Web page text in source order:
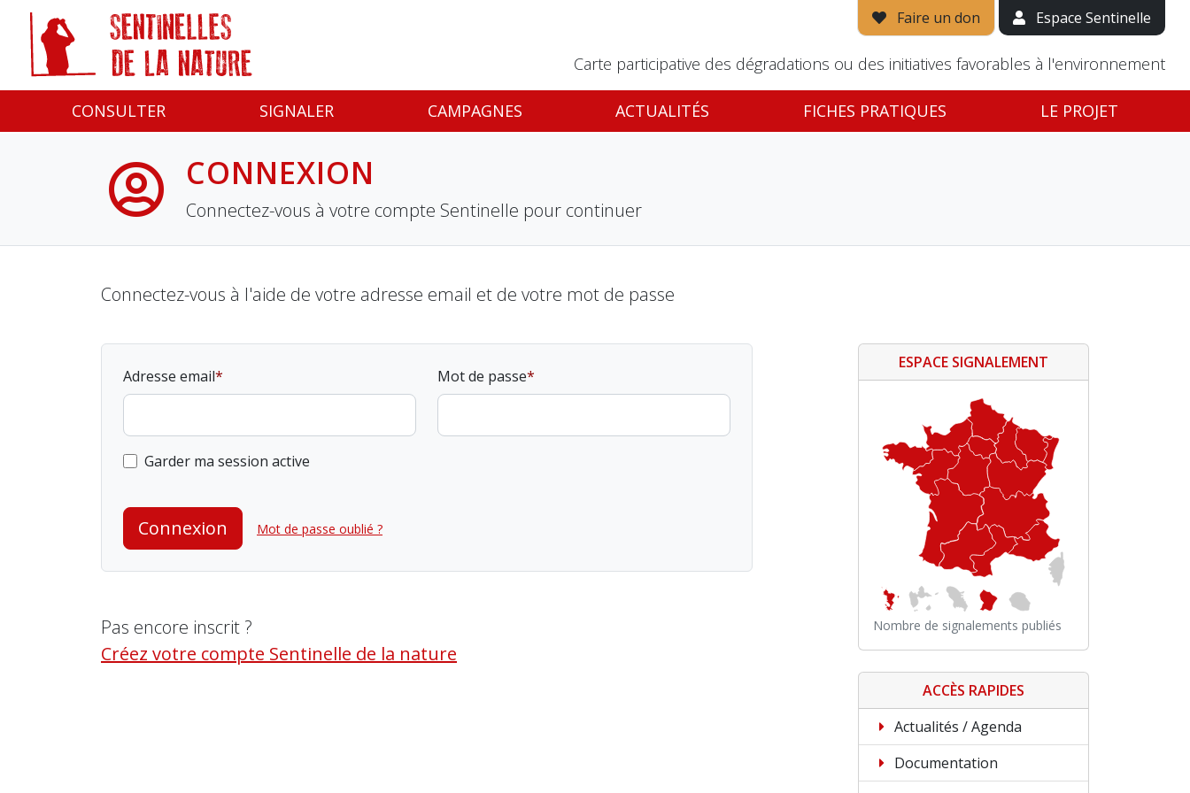
Faire un don Espace Sentinelle
Carte participative des dégradations ou des initiatives favorables à l'environnement
CONSULTER SIGNALER CAMPAGNES ACTUALITÉS FICHES PRATIQUES LE PROJET
CONNEXION
Connectez-vous à votre compte Sentinelle pour continuer
Connectez-vous à l'aide de votre adresse email et de votre mot de passe
Adresse email Mot de passe
Garder ma session active
Connexion Mot de passe oublié ?
Pas encore inscrit ?
Créez votre compte Sentinelle de la nature
ESPACE SIGNALEMENT
Nombre de signalements publiés
ACCÈS RAPIDES
Actualités / Agenda
Documentation
Panneau de gestion des cookies